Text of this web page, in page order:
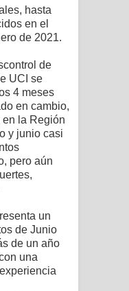
hasta
en el
de 2021.
de
UCI se
4 meses
en cambio,
la Región
y junio casi
pero aún
un
de Junio
de un año
una